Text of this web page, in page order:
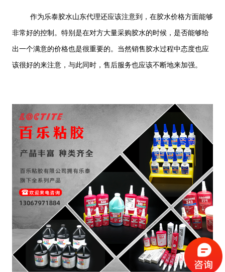
作为乐泰胶水山东代理还应该注意到，在胶水价格方面能够
非常好的控制。特别是在对方大量采购胶水的时候，是否能够给
出一个满意的价格也是很重要的。当然销售胶水过程中态度也应
该很好的来注意，与此同时，售后服务也应该不断地来加强。